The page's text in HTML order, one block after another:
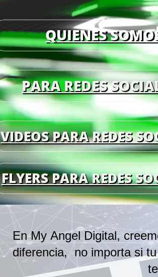
QUIENES
PARA REDES
VIDEOS PARA REDES
FLYERS PARA REDES
En My Angel Digital,
diferencia,
no importa si